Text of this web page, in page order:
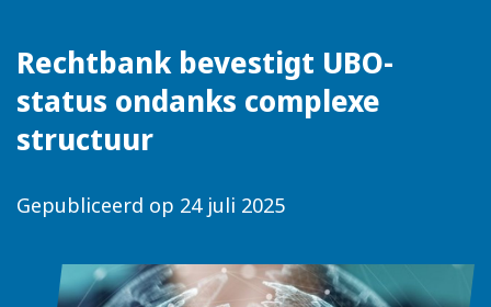
Rechtbank bevestigt UBO-
status ondanks complexe
structuur
Gepubliceerd op 24 juli 2025